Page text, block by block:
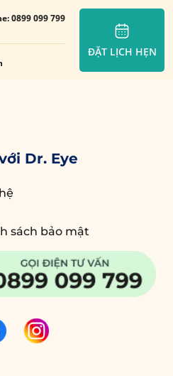
0899 099 799
ĐẶT LỊCH HẸN
Dr. Eye
sách bảo mật